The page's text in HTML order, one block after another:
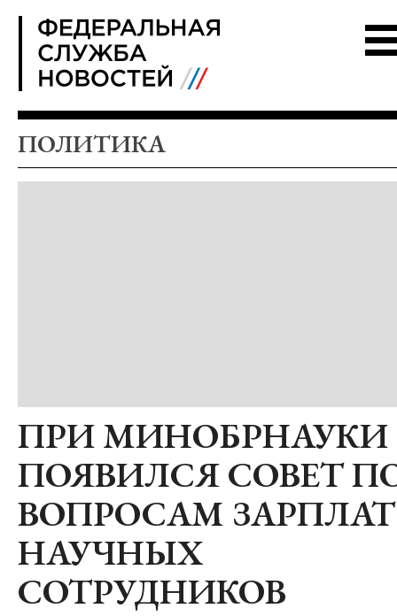
ПОЛИТИКА
ПРИ МИНОБРНАУКИ
ПОЯВИЛСЯ СОВЕТ
ВОПРОСАМ ЗАРПЛАТ
НАУЧНЫХ
СОТРУДНИКОВ